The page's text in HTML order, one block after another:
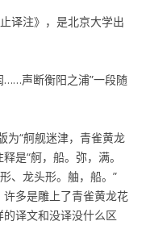
译注》，是北京大学出
……声断衡阳之浦”一段随
为“舸舰迷津，青雀黄龙
是“舸，船。弥，满。
、龙头形。舳，船。”
多是雕上了青雀黄龙花
译文和没译没什么区